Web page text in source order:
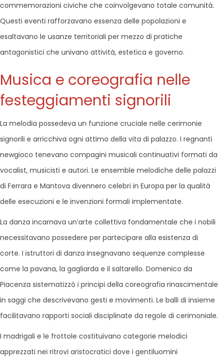
commemorazioni civiche che coinvolgevano totale comunità.
Questi eventi rafforzavano essenza delle popolazioni e
esaltavano le usanze territoriali per mezzo di pratiche
antagonistici che univano attività, estetica e governo.
Musica e coreografia nelle
festeggiamenti signorili
La melodia possedeva un funzione cruciale nelle cerimonie
signorili e arricchiva ogni attimo della vita di palazzo. I regnanti
newgioco tenevano compagini musicali continuativi formati da
vocalist, musicisti e autori. Le ensemble melodiche delle palazzi
di Ferrara e Mantova divennero celebri in Europa per la qualità
delle esecuzioni e le invenzioni formali implementate.
La danza incarnava un’arte collettiva fondamentale che i nobili
necessitavano possedere per partecipare alla esistenza di
corte. I istruttori di danza insegnavano sequenze complesse
come la pavana, la gagliarda e il saltarello. Domenico da
Piacenza sistematizzò i principi della coreografia rinascimentale
in saggi che descrivevano gesti e movimenti. Le balli di insieme
facilitavano rapporti sociali disciplinate da regole di cerimoniale.
I madrigali e le frottole costituivano categorie melodici
apprezzati nei ritrovi aristocratici dove i gentiluomini